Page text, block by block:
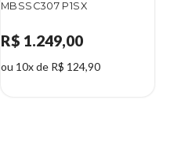
MBSSC307 P1SX
R$ 1.249,00
ou 10x de R$ 124,90